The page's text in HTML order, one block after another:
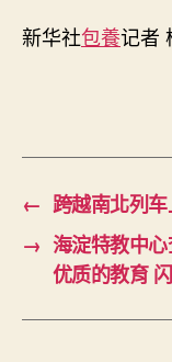
新华社包養记者
← 跨越南北列
→ 海淀特教中
优质的教育